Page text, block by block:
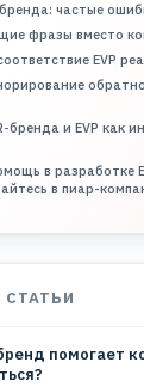
частые
фразы вместо
EVP
и EVP как
в разработке
в пиар-
помогает